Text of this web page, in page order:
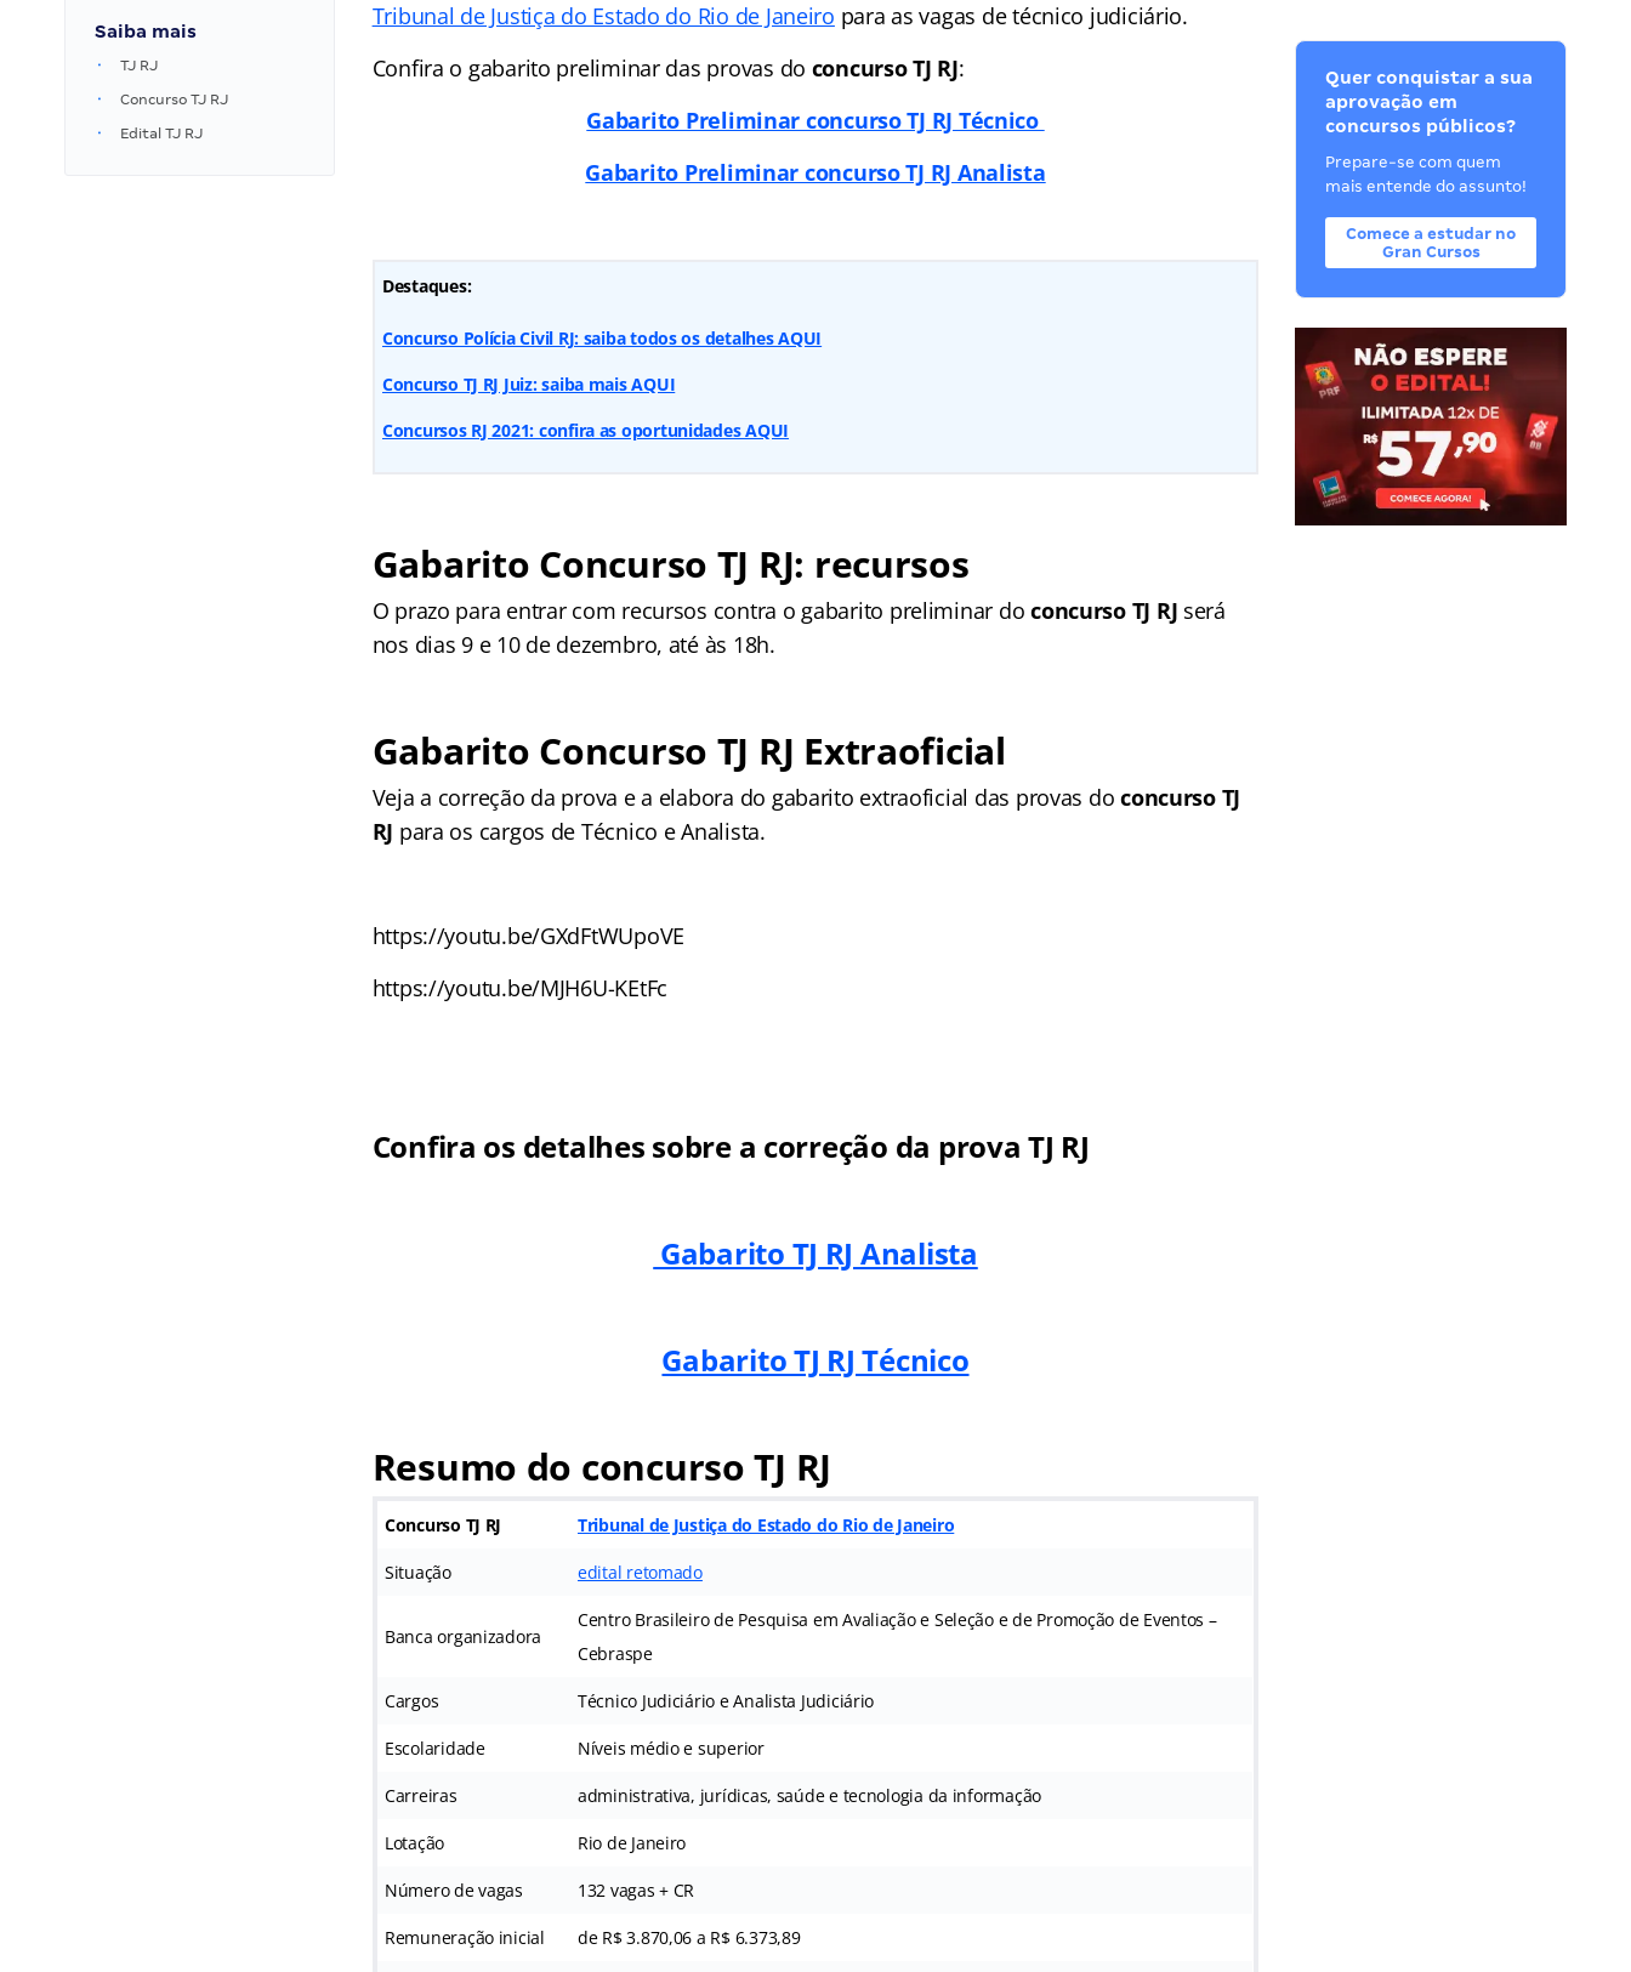
Saiba mais
TJ RJ
Concurso TJ RJ
Edital TJ RJ
Tribunal de Justiça do Estado do Rio de Janeiro para as vagas de técnico judiciário.
Confira o gabarito preliminar das provas do concurso TJ RJ:
Gabarito Preliminar concurso TJ RJ Técnico
Gabarito Preliminar concurso TJ RJ Analista
Destaques:
Concurso Polícia Civil RJ: saiba todos os detalhes AQUI
Concurso TJ RJ Juiz: saiba mais AQUI
Concursos RJ 2021: confira as oportunidades AQUI
Gabarito Concurso TJ RJ: recursos
O prazo para entrar com recursos contra o gabarito preliminar doconcurso TJ RJ será
nos dias 9 e 10 de dezembro, até às 18h.
Gabarito Concurso TJ RJ Extraoficial
Veja a correção da prova e a elabora do gabarito extraoficial das provas doconcurso TJ
RJ para os cargos de Técnico e Analista.
https://youtu.be/GXdFtWUpoVE
https://youtu.be/MJH6U-KEtFc
Confira os detalhes sobre a correção da prova TJ RJ
Gabarito TJ RJ Analista
Gabarito TJ RJ Técnico
Resumo do concurso TJ RJ
Concurso TJ RJ Tribunal de Justiça do Estado do Rio de Janeiro
Situação edital retomado
Banca organizadora
Centro Brasileiro de Pesquisa em Avaliação e Seleção e de Promoção de Eventos –
Cebraspe
Cargos Técnico Judiciário e Analista Judiciário
Escolaridade Níveis médio e superior
Carreiras administrativa, jurídicas, saúde e tecnologia da informação
Lotação Rio de Janeiro
Número de vagas 132 vagas + CR
Remuneração inicial de R$ 3.870,06 a R$ 6.373,89
Quer conquistar a sua
aprovação em
concursos públicos?
Prepare-se com quem
mais entende do assunto!
Comece a estudar no
Gran Cursos